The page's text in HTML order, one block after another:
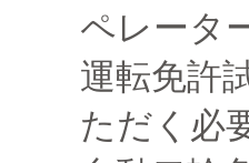
ペレータ
運転免許
ただく必